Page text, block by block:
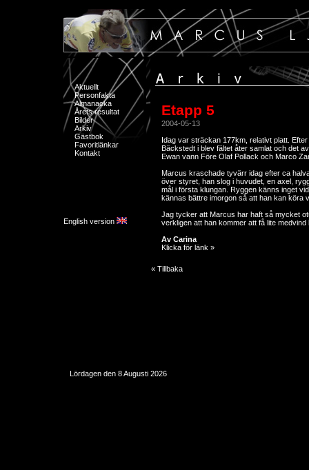
Aktuellt
Personfakta
Almanacka
Årets resultat
Bilder
Arkiv
Gästbok
Favoritlänkar
Kontakt
English version
Etapp 5
2004-05-13
Idag var sträckan 177km, relativt platt.
Bäckstedt i blev fältet åter samlat och det
Ewan vann Före Olaf Pollack och Marco
Marcus kraschade tyvärr idag efter ca
över styret, han slog i huvudet, en axel,
mål i första klungan. Ryggen känns inget
kännas bättre imorgon så att han kan köra
Jag tycker att Marcus har haft så mycket
verkligen att han kommer att få lite
Av Carina
Klicka för länk »
« Tillbaka
Lördagen den 8 Augusti 2026